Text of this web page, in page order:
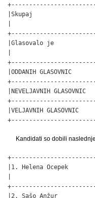
|Skupaj
|
|Glasovalo je
|
|ODDANIH
|NEVELJAVNIH
|VELJAVNIH
Kandidati so dobili
|1. Helena Ocepek
|
|2. Sašo Anžur